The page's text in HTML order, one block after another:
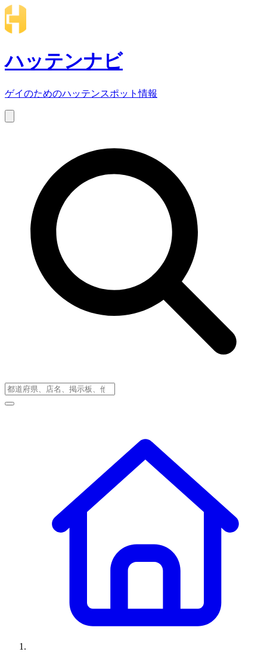
ハッテンナビ
ゲイのためのハッテンスポット情報